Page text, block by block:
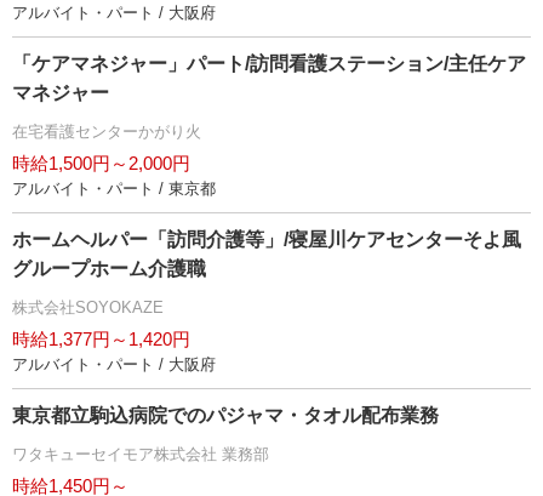
アルバイト・パート / 大阪府
「ケアマネジャー」パート/訪問看護ステーション/主任ケア
マネジャー
在宅看護センターかがり火
時給1,500円～2,000円
アルバイト・パート / 東京都
ホームヘルパー「訪問介護等」/寝屋川ケアセンターそよ風
グループホーム介護職
株式会社SOYOKAZE
時給1,377円～1,420円
アルバイト・パート / 大阪府
東京都立駒込病院でのパジャマ・タオル配布業務
ワタキューセイモア株式会社 業務部
時給1,450円～